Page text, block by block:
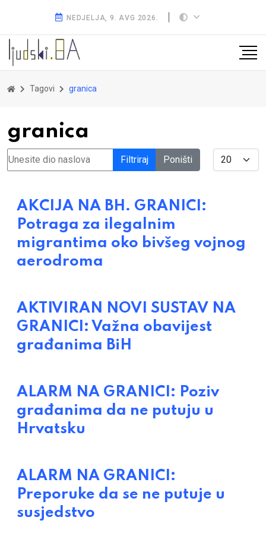
NEDJELJA, 9. AVG 2026.
Tagovi granica
granica
Unesite dio naslova Filtriraj Poništi Display #
AKCIJA NA BH. GRANICI:
Potraga za ilegalnim
migrantima oko bivšeg vojnog
aerodroma
AKTIVIRAN NOVI SUSTAV NA
GRANICI: Važna obavijest
građanima BiH
ALARM NA GRANICI: Poziv
građanima da ne putuju u
Hrvatsku
ALARM NA GRANICI:
Preporuke da se ne putuje u
susjedstvo